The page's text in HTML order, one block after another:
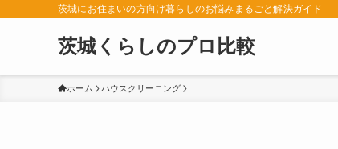
茨城にお住まいの方向け暮らしのお悩みまるごと解決ガイド
茨城くらしのプロ比較
ホーム ハウスクリーニング